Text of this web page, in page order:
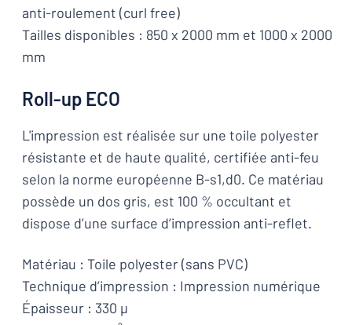
anti-roulement (curl free)
Tailles disponibles : 850 x 2000 mm et 1000 x 2000
mm
Roll-up ECO
L'impression est réalisée sur une toile polyester
résistante et de haute qualité, certifiée anti-feu
selon la norme européenne B-s1,d0. Ce matériau
possède un dos gris, est 100 % occultant et
dispose d’une surface d’impression anti-reflet.
Matériau : Toile polyester (sans PVC)
Technique d’impression : Impression numérique
Épaisseur : 330 µ